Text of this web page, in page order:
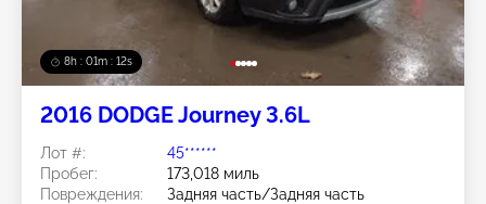
8h : 01m : 09s
2016 DODGE Journey 3.6L
Лот #:
45******
Пробег:
173,018 миль
Повреждения:
Задняя часть/Задняя часть